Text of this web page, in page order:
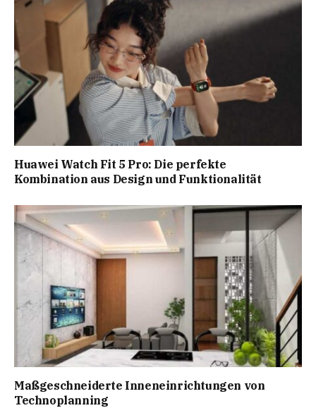
Huawei Watch Fit 5 Pro: Die perfekte
Kombination aus Design und Funktionalität
Maßgeschneiderte Inneneinrichtungen von
Technoplanning